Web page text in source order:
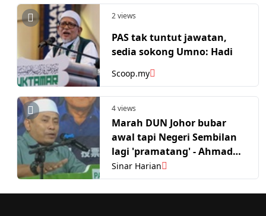
2 views
PAS tak tuntut jawatan,
sedia sokong Umno: Hadi
Scoop.my
4 views
Marah DUN Johor bubar
awal tapi Negeri Sembilan
lagi 'pramatang' - Ahmad
Fadhli
Sinar Harian